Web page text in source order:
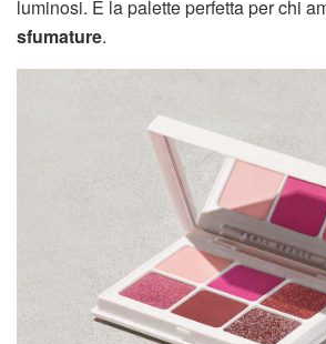
luminosi. È la palette perfetta per chi
sfumature.